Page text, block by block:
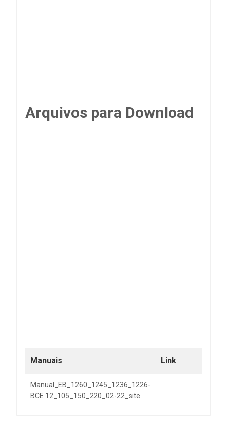
Arquivos para Download
Manuais Link
Manual_EB_1260_1245_1236_1226-
BCE 12_105_150_220_02-22_site